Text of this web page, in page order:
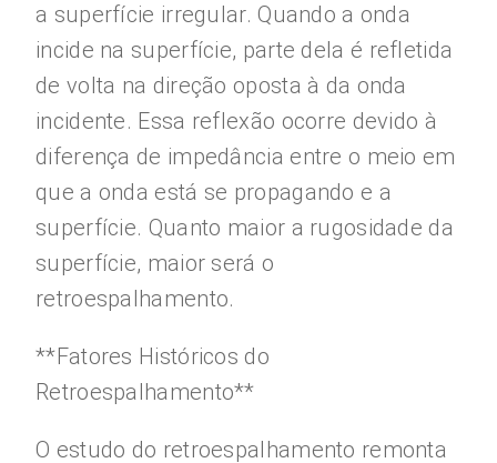
a superfície irregular. Quando a onda
incide na superfície, parte dela é refletida
de volta na direção oposta à da onda
incidente. Essa reflexão ocorre devido à
diferença de impedância entre o meio em
que a onda está se propagando e a
superfície. Quanto maior a rugosidade da
superfície, maior será o
retroespalhamento.
**Fatores Históricos do
Retroespalhamento**
O estudo do retroespalhamento remonta